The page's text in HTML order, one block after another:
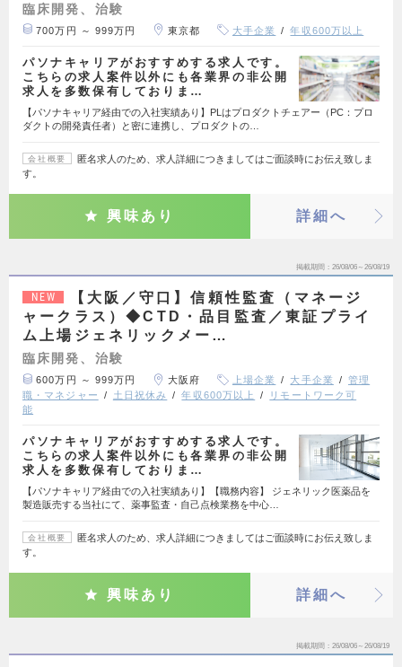
臨床開発、治験
700万円 ～ 999万円 東京都 大手企業 年収600万以上
パソナキャリアがおすすめする求人です。
こちらの求人案件以外にも各業界の非公開
求人を多数保有しておりま…
【パソナキャリア経由での入社実績あり】PLはプロダクトチェアー（PC：プロ
ダクトの開発責任者）と密に連携し、プロダクトの…
会社概要
匿名求人のため、求人詳細につきましてはご面談時にお伝え致しま
す。
興味あり 詳細へ
掲載期間 26/08/06～26/08/19
NEW
【大阪／守口】信頼性監査（マネージ
ャークラス）◆CTD・品目監査／東証プライ
ム上場ジェネリックメー…
臨床開発、治験
600万円 ～ 999万円 大阪府 上場企業 大手企業
管理
職・マネジャー
土日祝休み 年収600万以上
リモートワーク可
能
パソナキャリアがおすすめする求人です。
こちらの求人案件以外にも各業界の非公開
求人を多数保有しておりま…
【パソナキャリア経由での入社実績あり】【職務内容】 ジェネリック医薬品を
製造販売する当社にて、薬事監査・自己点検業務を中心…
会社概要
匿名求人のため、求人詳細につきましてはご面談時にお伝え致しま
す。
興味あり 詳細へ
掲載期間 26/08/06～26/08/19